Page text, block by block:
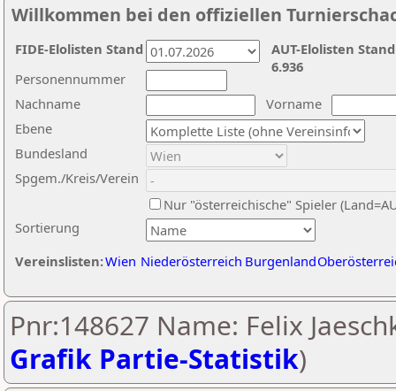
Willkommen bei den offiziellen
Nachname
Vorname
Ebene
Sortierung
Personennummer
Bundesland
Spgem./Kreis/Verein
Nur "österreichische" Spieler
Vereinslisten:Wien Niederösterreich Burgenland
AUT-Elolisten
6.936
FIDE-Elolisten Stand
Pnr:148627 Name: Felix
Grafik Partie-Statistik)